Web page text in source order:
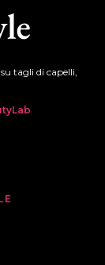
tagli di capelli,